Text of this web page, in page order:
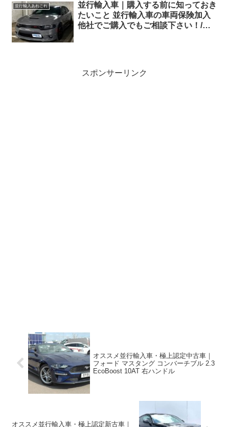
並行輸入あれこれ
並行輸入車｜購入する前に知っておき
たいこと 並行輸入車の車両保険加入
他社でご購入でもご相談下さい！/ダ
スポンサーリンク
オススメ並行輸入車・極上認定中古車｜
フォード マスタング コンバーチブル 2.3
EcoBoost 10AT 右ハンドル
オススメ並行輸入車・極上認定新古車｜